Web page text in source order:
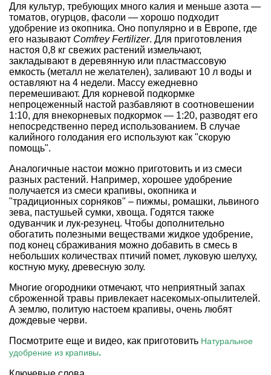
Для культур, требующих много калия и меньше азота —
томатов, огурцов, фасоли — хорошо подходит
удобрение из окопника. Оно популярно и в Европе, где
его называют Comfrey Fertilizer. Для приготовления
настоя 0,8 кг свежих растений измельчают,
закладывают в деревянную или пластмассовую
емкость (металл не желателен), заливают 10 л воды и
оставляют на 4 недели. Массу ежедневно
перемешивают. Для корневой подкормке
непроцеженный настой разбавляют в соотновешении
1:10, для внекорневых подкормок — 1:20, разводят его
непосредственно перед использованием. В случае
калийного голодания его используют как "скорую
помощь".
Аналогичные настои можно приготовить и из смеси
разных растений. Например, хорошее удобрение
получается из смеси крапивы, окопника и
"традиционных сорняков" – пижмы, ромашки, львиного
зева, пастушьей сумки, хвоща. Годятся также
одуванчик и лук-резунец. Чтобы дополнительно
обогатить полезными веществами жидкое удобрение,
под конец сбраживания можно добавить в смесь в
небольших количествах птичий помет, луковую шелуху,
костную муку, древесную золу.
Многие огородники отмечают, что неприятный запах
сброженной травы привлекает насекомых-опылителей.
А землю, политую настоем крапивы, очень любят
дождевые черви.
Посмотрите еще и видео, как приготовить Натуральное
удобрение из крапивы.